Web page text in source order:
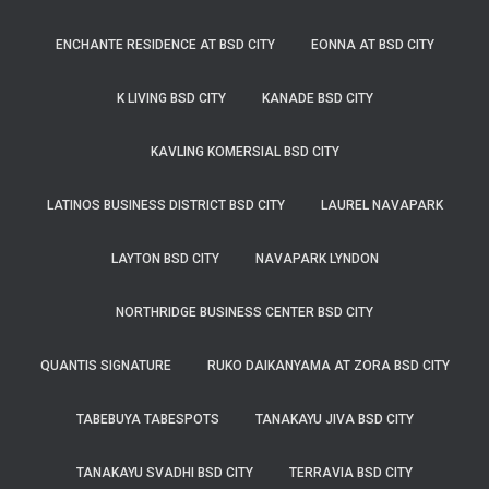
ENCHANTE RESIDENCE AT BSD CITY EONNA AT BSD CITY
K LIVING BSD CITY KANADE BSD CITY
KAVLING KOMERSIAL BSD CITY
LATINOS BUSINESS DISTRICT BSD CITY LAUREL NAVAPARK
LAYTON BSD CITY NAVAPARK LYNDON
NORTHRIDGE BUSINESS CENTER BSD CITY
QUANTIS SIGNATURE RUKO DAIKANYAMA AT ZORA BSD CITY
TABEBUYA TABESPOTS TANAKAYU JIVA BSD CITY
TANAKAYU SVADHI BSD CITY TERRAVIA BSD CITY